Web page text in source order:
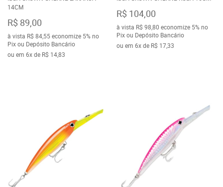
14CM
R$ 89,00
à vista R$ 84,55economize 5%no
Pix ou Depósito Bancário
ou em 6xde R$ 14,83
R$ 104,00
à vista R$ 98,80 economize 5%no
Pix ou Depósito Bancário
ou em 6xde R$ 17,33